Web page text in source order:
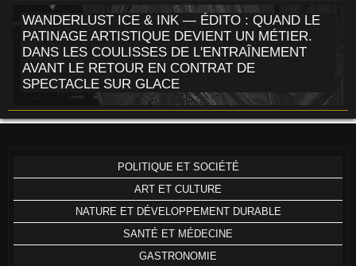
WANDERLUST ICE & INK — ÉDITO : QUAND LE
PATINAGE ARTISTIQUE DEVIENT UN MÉTIER.
DANS LES COULISSES DE L'ENTRAÎNEMENT
AVANT LE RETOUR EN CONTRAT DE
SPECTACLE SUR GLACE
POLITIQUE ET SOCIÉTÉ
ART ET CULTURE
NATURE ET DÉVELOPPEMENT DURABLE
SANTÉ ET MÉDECINE
GASTRONOMIE